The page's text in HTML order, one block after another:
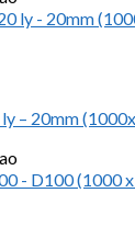
– 20mm